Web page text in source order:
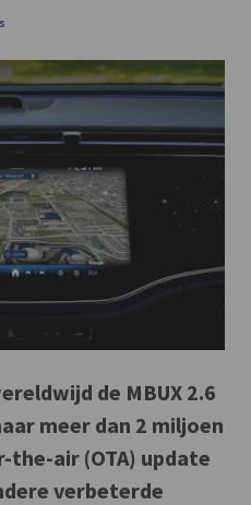
de MBUX 2.6
meer dan 2 miljoen
air (OTA) update
verbeterde